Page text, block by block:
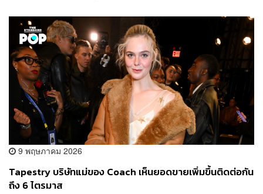
9 พฤษภาคม 2026
Tapestry บริษัทแม่ของ Coach เห็นยอดขายเพิ่มขึ้นติดต่อกัน
ถึง 6 ไตรมาส